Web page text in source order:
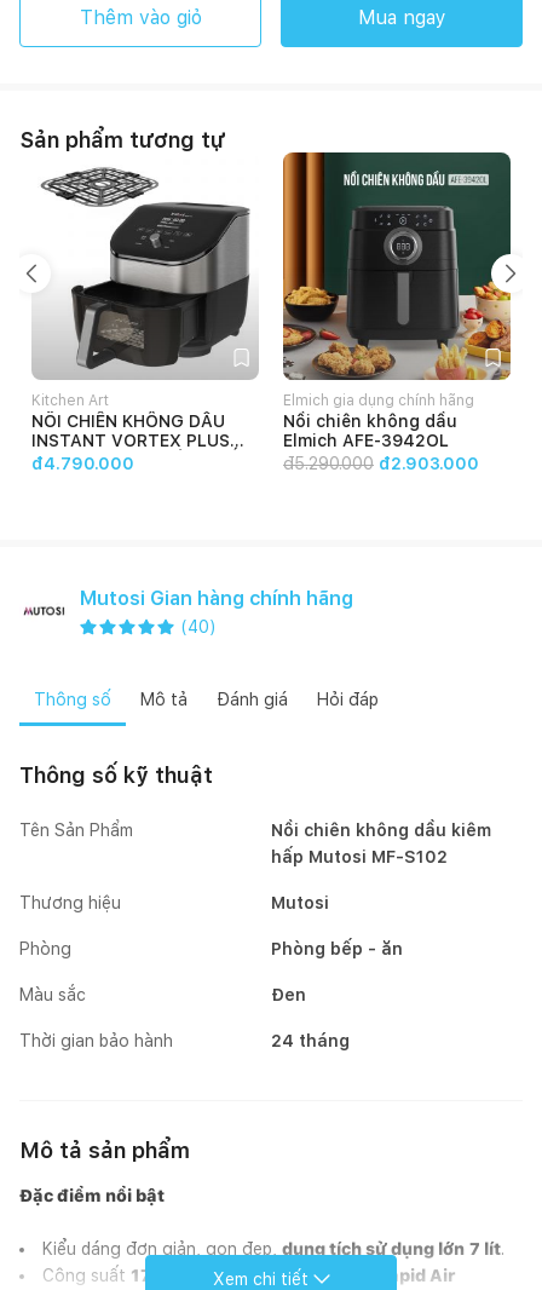
Thêm vào giỏ Mua ngay
Sản phẩm tương tự
Kitchen Art
NỒI CHIÊN KHÔNG DẦU
INSTANT VORTEX PLUS
CLEARCOOK XUYÊN THẤU
đ4.790.000
Elmich gia dụng chính hãng
Nồi chiên không dầu
Elmich AFE-3942OL
đ5.290.000 đ2.903.000
Mutosi Gian hàng chính hãng
(40)
Thông số Mô tả Đánh giá Hỏi đáp
Thông số kỹ thuật
Tên Sản Phẩm
Nồi chiên không dầu kiêm
hấp Mutosi MF-S102
Thương hiệu Mutosi
Phòng Phòng bếp - ăn
Màu sắc Đen
Thời gian bảo hành 24 tháng
Mô tả sản phẩm
Đặc điểm nổi bật
Kiểu dáng đơn giản, gọn đẹp, dung tích sử dụng lớn 7 lít.
Công suất 1700W, công nghệ làm nóng Rapid Air​
Xem chi tiết